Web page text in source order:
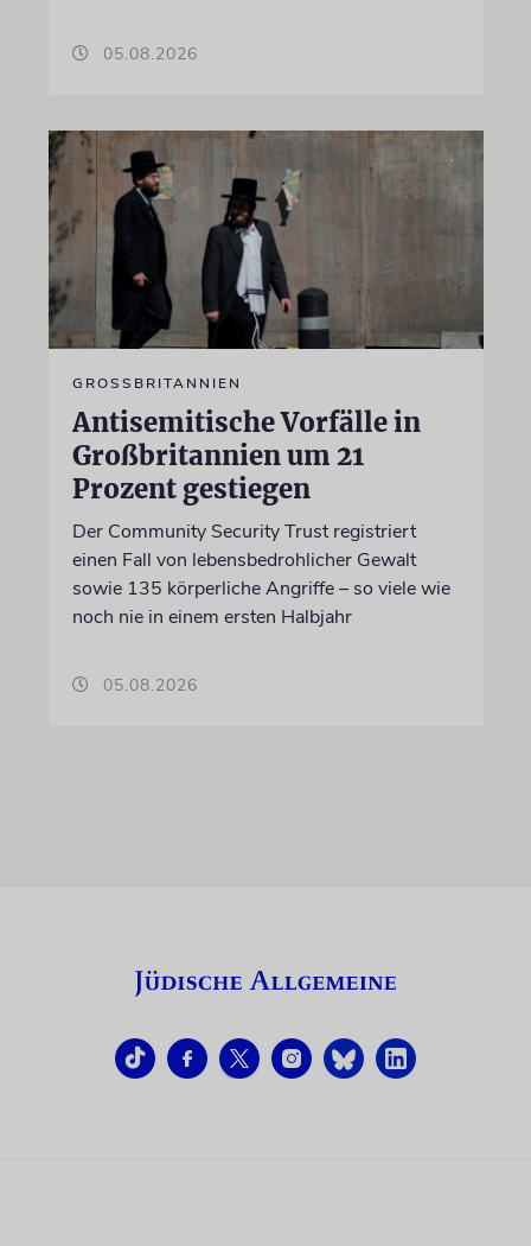
05.08.2026
GROSSBRITANNIEN
Antisemitische Vorfälle in
Großbritannien um 21
Prozent gestiegen
Der Community Security Trust registriert
einen Fall von lebensbedrohlicher Gewalt
sowie 135 körperliche Angriffe – so viele wie
noch nie in einem ersten Halbjahr
05.08.2026